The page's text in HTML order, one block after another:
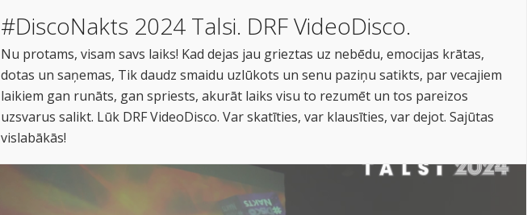
#DiscoNakts 2024 Talsi. DRF VideoDisco.
Nu protams, visam savs laiks! Kad dejas jau grieztas uz nebēdu, emocijas krātas,
dotas un saņemas, Tik daudz smaidu uzlūkots un senu paziņu satikts, par vecajiem
laikiem gan runāts, gan spriests, akurāt laiks visu to rezumēt un tos pareizos
uzsvarus salikt. Lūk DRF VideoDisco. Var skatīties, var klausīties, var dejot. Sajūtas
vislabākās!